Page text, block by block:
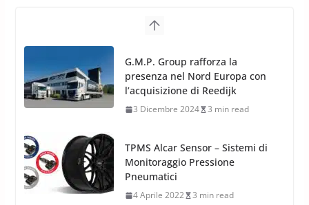
TPMS Alcar Sensor – Sistemi di
Monitoraggio Pressione
Pneumatici
4 Aprile 2022 3 min read
Cerchi in Lega Mercedes: Novità
MAK 2019 – 2020
16 Settembre 2019